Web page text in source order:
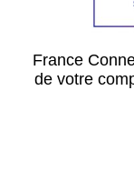
France
de votre